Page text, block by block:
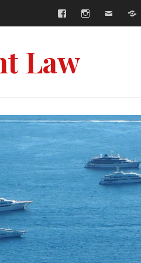
Facebook E-
mail
Law